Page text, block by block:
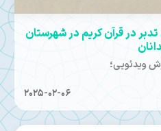
در قرآن کریم در شهرستان
ویدئویی؛
2025-02-06